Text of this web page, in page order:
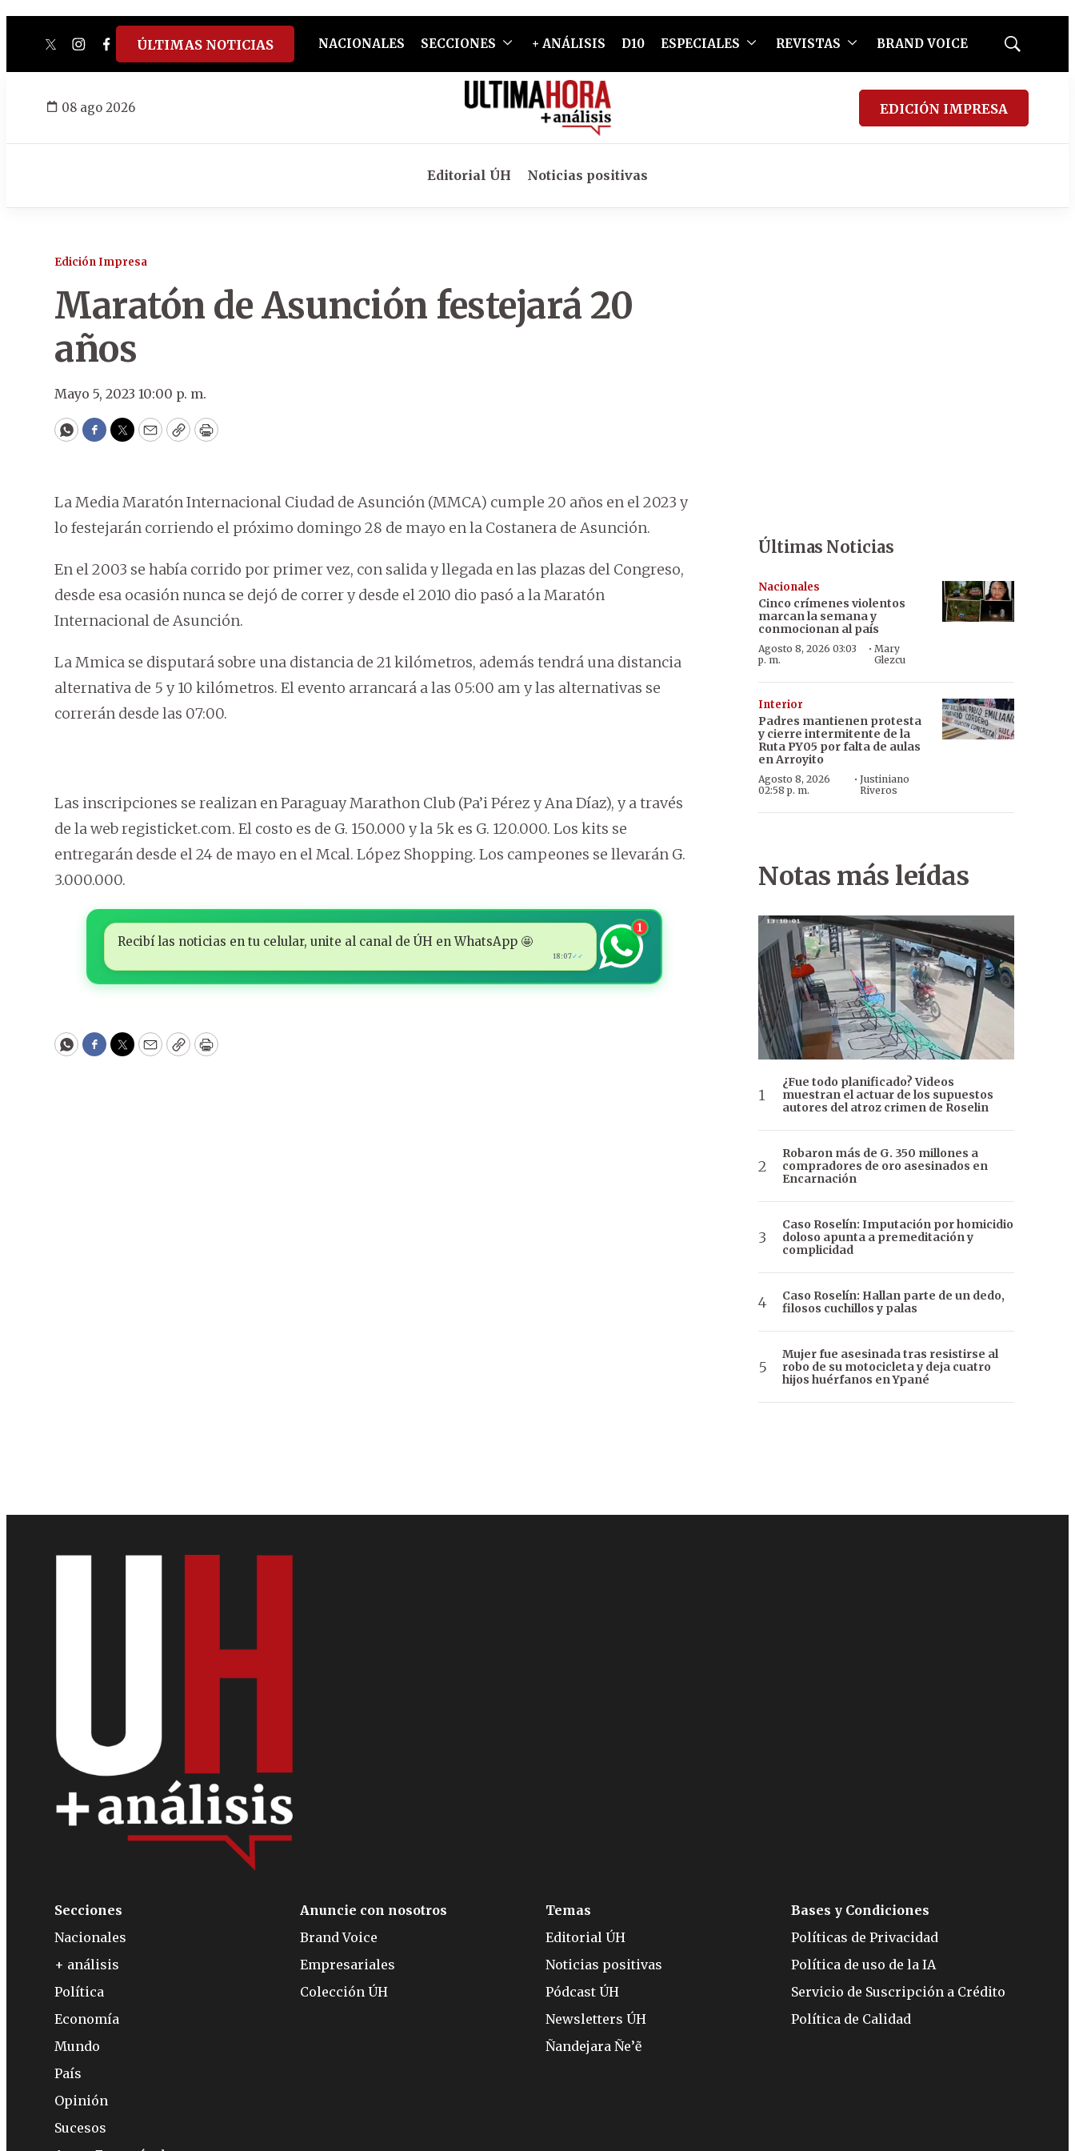
twitterinstagram
facebook
tiktokyoutube
spotify
ÚLTIMAS NOTICIAS NACIONALES SECCIONES + ANÁLISIS D10 ESPECIALES REVISTAS BRAND VOICE
Mostrar
08 ago 2026 EDICIÓN IMPRESA
Editorial ÚH Noticias positivas
Edición Impresa
Maratón de Asunción festejará 20
años
Mayo 5, 2023 10:00 p. m.
WhatsApp
Facebook
Twitter
EmailCopyPrint
La Media Maratón Internacional Ciudad de Asunción (MMCA) cumple 20 años en el 2023 y
lo festejarán corriendo el próximo domingo 28 de mayo en la Costanera de Asunción.
En el 2003 se había corrido por primer vez, con salida y llegada en las plazas del Congreso,
desde esa ocasión nunca se dejó de correr y desde el 2010 dio pasó a la Maratón
Internacional de Asunción.
La Mmica se disputará sobre una distancia de 21 kilómetros, además tendrá una distancia
alternativa de 5 y 10 kilómetros. El evento arrancará a las 05:00 am y las alternativas se
correrán desde las 07:00.
Las inscripciones se realizan en Paraguay Marathon Club (Pa’i Pérez y Ana Díaz), y a través
de la web registicket.com. El costo es de G. 150.000 y la 5k es G. 120.000. Los kits se
entregarán desde el 24 de mayo en el Mcal. López Shopping. Los campeones se llevarán G.
3.000.000.
Recibí las noticias en tu celular, unite al canal de ÚH en WhatsApp 🤩
18:07✓✓
1
WhatsApp
Facebook
Twitter
EmailCopyPrint
Últimas Noticias
Nacionales
Cinco crímenes violentos
marcan la semana y
conmocionan al país
Agosto 8, 2026 03:03
p. m.
·Mary
Glezcu
Interior
Padres mantienen protesta
y cierre intermitente de la
Ruta PY05 por falta de aulas
en Arroyito
Agosto 8, 2026
02:58 p. m.
· Justiniano
Riveros
Notas más leídas
¿Fue todo planificado? Videos
muestran el actuar de los supuestos
autores del atroz crimen de Roselin
Robaron más de G. 350 millones a
compradores de oro asesinados en
Encarnación
Caso Roselín: Imputación por homicidio
doloso apunta a premeditación y
complicidad
Caso Roselín: Hallan parte de un dedo,
filosos cuchillos y palas
Mujer fue asesinada tras resistirse al
robo de su motocicleta y deja cuatro
hijos huérfanos en Ypané
Secciones
Nacionales
+ análisis
Política
Economía
Mundo
País
Opinión
Sucesos
Anuncie con nosotros
Brand Voice
Empresariales
Colección ÚH
Temas
Editorial ÚH
Noticias positivas
Pódcast ÚH
Newsletters ÚH
Ñandejara Ñe’ẽ
Bases y Condiciones
Políticas de Privacidad
Política de uso de la IA
Servicio de Suscripción a Crédito
Política de Calidad